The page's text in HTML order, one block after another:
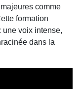
comme
formation
une voix intense,
dans la